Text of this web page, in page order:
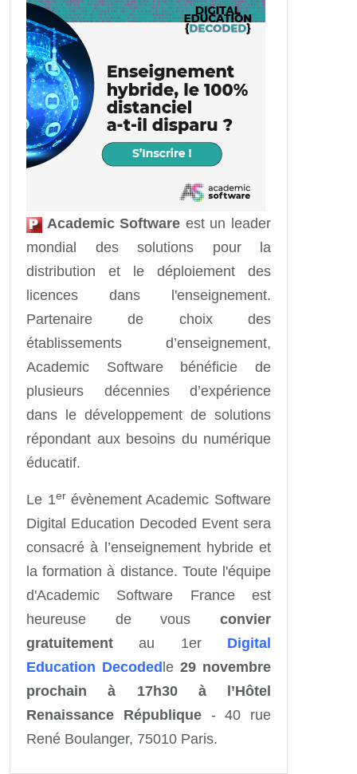
Academic Software est un leader
mondial des solutions pour la
distribution et le déploiement des
licences dans l'enseignement.
Partenaire de choix des
établissements d’enseignement,
Academic Software bénéficie de
plusieurs décennies d’expérience
dans le développement de solutions
répondant aux besoins du numérique
éducatif.
Le 1er évènement Academic Software
Digital Education Decoded Event sera
consacré à l’enseignement hybride et
la formation à distance. Toute l'équipe
d'Academic Software France est
heureuse de vous convier
gratuitement au 1er Digital
Education Decoded le 29 novembre
prochain à 17h30 à l’Hôtel
Renaissance République- 40 rue
René Boulanger, 75010 Paris.